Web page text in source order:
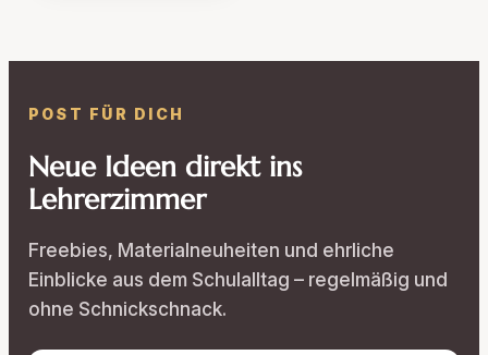
POST FÜR DICH
Neue Ideen direkt ins
Lehrerzimmer
Freebies, Materialneuheiten und ehrliche
Einblicke aus dem Schulalltag – regelmäßig und
ohne Schnickschnack.